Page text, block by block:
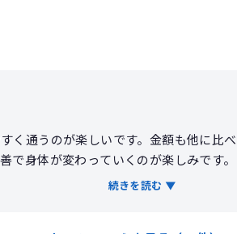
く通うのが楽しいです。金額も他に比
で身体が変わっていくのが楽しみです
ップしましたし、短時間で身体がとて
続きを読む ▼